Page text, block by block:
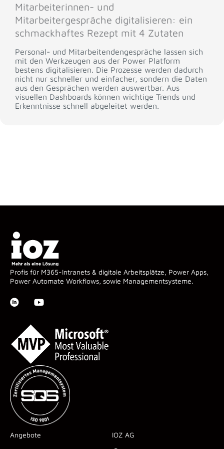
Mitarbeiterinnen- und
Mitarbeitergespräche digitalisieren: ein
schmackhaftes Rezept mit 4 Zutaten
Personal- und Mitarbeitendengespräche lassen sich
mit den Werkzeugen aus der Power Platform
bestens digitalisieren. Die Prozesse werden dadurch
nicht nur schneller und einfacher, sondern die Daten
aus den Gesprächen werden auswertbar. Aus
visuellen Dashboards können wichtige Trends und
Erkenntnisse schnell abgeleitet werden.
Profis für M365-Intranets & digitale Arbeitsplätze, Power Apps,
Power Automate Workflows, sowie Managementsysteme.
Angebote IOZ AG